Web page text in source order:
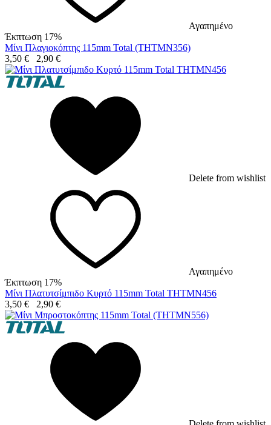
Αγαπημένο
Έκπτωση 17%
Μίνι Πλαγιοκόπτης 115mm Total (THTMN356)
3,50 € 2,90 €
Delete from wishlist
Αγαπημένο
Έκπτωση 17%
Μίνι Πλατυτσίμπιδο Κυρτό 115mm Total THTMN456
3,50 € 2,90 €